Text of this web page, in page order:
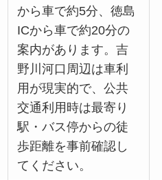
から車で約5分、徳島
ICから車で約20分の
案内があります。吉
野川河口周辺は車利
用が現実的で、公共
交通利用時は最寄り
駅・バス停からの徒
歩距離を事前確認し
てください。